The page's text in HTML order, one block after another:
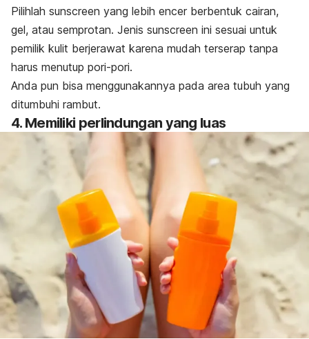
Pilihlah sunscreen yang lebih encer berbentuk cairan,
gel, atau semprotan. Jenis sunscreen ini sesuai untuk
pemilik kulit berjerawat karena mudah terserap tanpa
harus menutup pori-pori.
Anda pun bisa menggunakannya pada area tubuh yang
ditumbuhi rambut.
4. Memiliki perlindungan yang luas